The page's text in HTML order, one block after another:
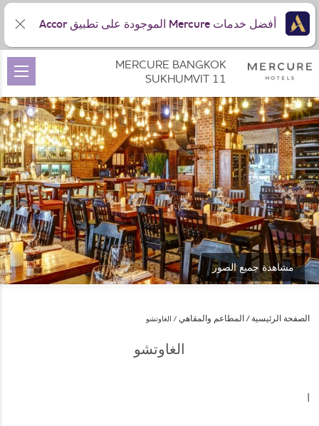
مشاهدة جميع الصور
الصفحة الرئيسية المطاعم والمقاهي الغاوتشو
الغاوتشو
MERCURE BANGKOK
SUKHUMVIT 11
أفضل خدمات Mercure الموجودة على تطبيق Accor